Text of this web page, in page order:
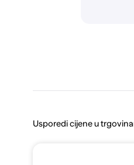
Usporedi cijene u